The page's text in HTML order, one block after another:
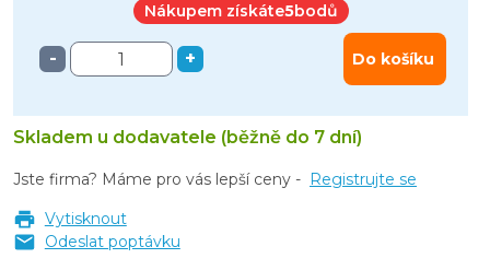
Nákupem získáte5bodů
- + Do košíku
Skladem u dodavatele (běžně do 7 dní)
Jste firma? Máme pro vás lepší ceny - Registrujte se
Vytisknout
Odeslat poptávku